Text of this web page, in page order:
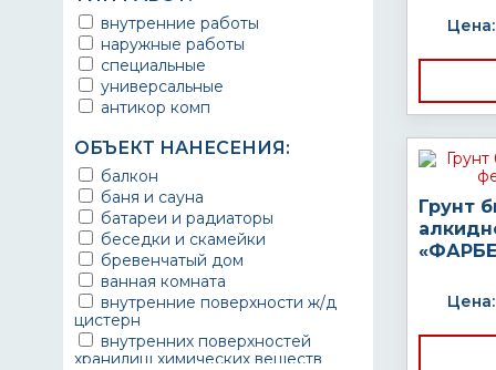
Краска
Покрытие
грунт эмаль
защитное покрытие
внутренние работы
наружные работы
специальные
универсальные
антикор комп
ОБЪЕКТ НАНЕСЕНИЯ:
балкон
баня и сауна
батареи и радиаторы
беседки и скамейки
бревенчатый дом
ванная комната
внутренние поверхности ж/д
цистерн
внутренних поверхностей
хранилищ химических веществ
Цена:
Грунт
Цена: